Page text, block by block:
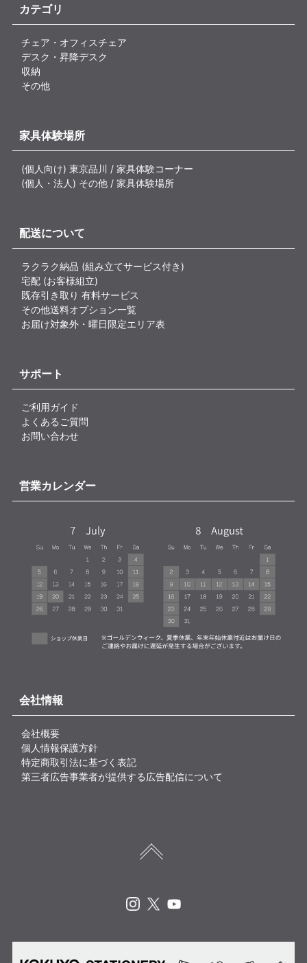
カテゴリ
チェア・オフィスチェア
デスク・昇降デスク
収納
その他
家具体験場所
(個人向け) 東京品川 / 家具体験コーナー
(個人・法人) その他 / 家具体験場所
配送について
ラクラク納品 (組み立てサービス付き)
宅配 (お客様組立)
既存引き取り 有料サービス
その他送料オプション一覧
お届け対象外・曜日限定エリア表
サポート
ご利用ガイド
よくあるご質問
お問い合わせ
営業カレンダー
会社情報
会社概要
個人情報保護方針
特定商取引法に基づく表記
第三者広告事業者が提供する広告配信について